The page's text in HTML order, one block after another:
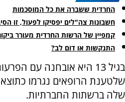
החרדית ששברה את כל המוסכמות
חשבונות צה"לים יפסיקו לפעול, זו
קמפיין של הרשות החרדית מעורר
התנקשות או דום לב?
בגיל 13 היא אובחנה עם
שלטענת הרופאים נגרמו
שלה ברשתות החברתיות.